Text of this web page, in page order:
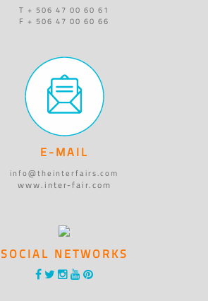
T + 506 47 00 60 61
F + 506 47 00 60 66
E-MAIL
info@theinterfairs.com
www.inter-fair.com
SOCIAL NETWORKS